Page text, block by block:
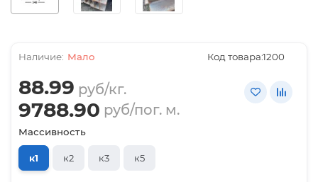
Мало Код товара:1200
88.99 руб/кг.
9788.90 руб/пог. м.
Массивность
к1 к2 к3 к5